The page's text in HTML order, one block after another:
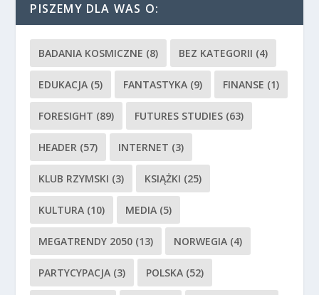
PISZEMY DLA WAS O:
BADANIA KOSMICZNE (8) BEZ KATEGORII (4)
EDUKACJA (5) FANTASTYKA (9) FINANSE (1)
FORESIGHT (89) FUTURES STUDIES (63)
HEADER (57) INTERNET (3)
KLUB RZYMSKI (3) KSIĄŻKI (25)
KULTURA (10) MEDIA (5)
MEGATRENDY 2050 (13) NORWEGIA (4)
PARTYCYPACJA (3) POLSKA (52)